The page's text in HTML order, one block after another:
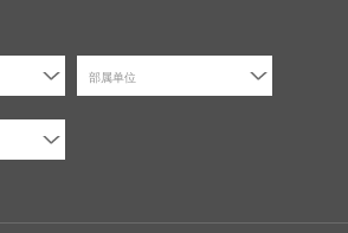
部属单位